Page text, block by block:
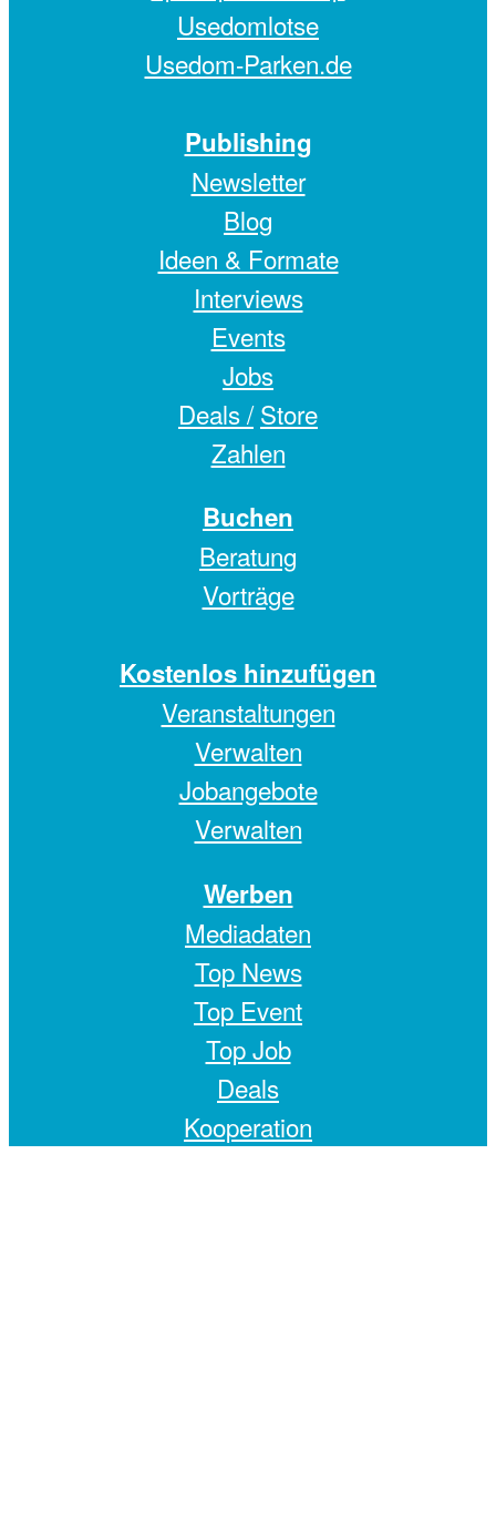
Usedomlotse
Usedom-Parken.de
Publishing
Newsletter
Blog
Ideen & Formate
Interviews
Events
Jobs
Deals / Store
Zahlen
Buchen
Beratung
Vorträge
Kostenlos hinzufügen
Veranstaltungen
Verwalten
Jobangebote
Verwalten
Werben
Mediadaten
Top News
Top Event
Top Job
Deals
Kooperation